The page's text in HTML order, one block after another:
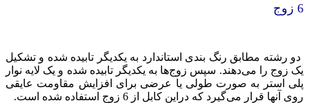
6 زوج
دو رشته مطابق رنگ بندی استاندارد به یکدیگر تابیده شده و تشکیل
یک زوج را می‌دهند. سپس زوج‌ها به یکدیگر تابیده شده و یک لایه نوار
پلی استر به صورت طولی یا عرضی برای افزایش مقاومت عایقی
روی آنها قرار می‌گیرد که دراین کابل از 6 زوج استفاده شده است.